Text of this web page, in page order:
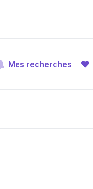
Mes recherches